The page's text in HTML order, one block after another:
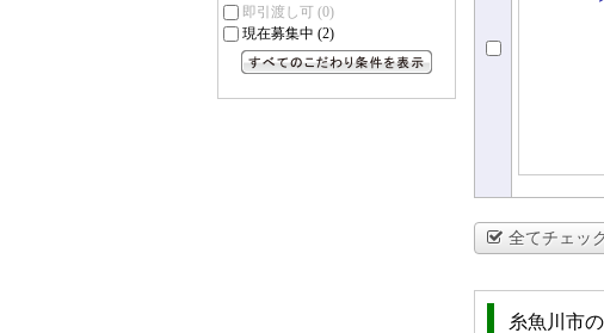
即引渡し可 (0)
現在募集中 (2)
全てチェッ
糸魚川市